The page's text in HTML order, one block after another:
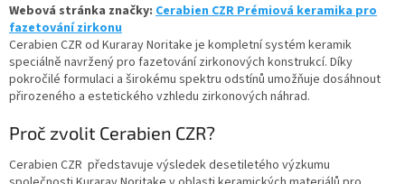
Webová stránka značky: Cerabien CZR Prémiová keramika pro
fazetování zirkonu
Cerabien CZR od Kuraray Noritake je kompletní systém keramik
speciálně navržený pro fazetování zirkonových konstrukcí. Díky
pokročilé formulaci a širokému spektru odstínů umožňuje dosáhnout
přirozeného a estetického vzhledu zirkonových náhrad.
Proč zvolit Cerabien CZR?
Cerabien CZR představuje výsledek desetiletého výzkumu